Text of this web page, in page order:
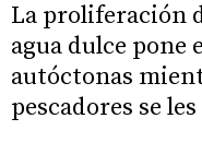
La proliferación
agua dulce pone
autóctonas
pescadores se